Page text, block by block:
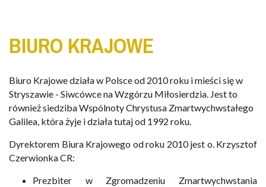
BIURO KRAJOWE
Biuro Krajowe działa w Polsce od 2010 roku i mieści się w
Stryszawie - Siwcówce na Wzgórzu Miłosierdzia. Jest to
również siedziba Wspólnoty Chrystusa Zmartwychwstałego
Galilea, która żyje i działa tutaj od 1992 roku.
Dyrektorem Biura Krajowego od roku 2010 jest o. Krzysztof
Czerwionka CR:
Prezbiter w Zgromadzeniu Zmartwychwstania